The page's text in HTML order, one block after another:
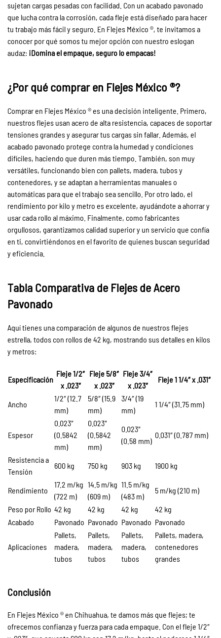
sujetan cargas pesadas con facilidad. Con un acabado pavonado
que lucha contra la corrosión, cada fleje está diseñado para hacer
tu trabajo más fácil y seguro. En Flejes México ®, te invitamos a
conocer por qué somos tu mejor opción con nuestro eslogan
audaz: ¡Domina el empaque, seguro lo empacas!
¿Por qué comprar en Flejes México ®?
Comprar en Flejes México ® es una decisión inteligente. Primero,
nuestros flejes usan acero de alta resistencia, capaces de soportar
tensiones grandes y asegurar tus cargas sin fallar. Además, el
acabado pavonado protege contra la humedad y condiciones
difíciles, haciendo que duren más tiempo. También, son muy
versátiles, funcionando bien con pallets, madera, tubos y
contenedores, y se adaptan a herramientas manuales o
automáticas para que el trabajo sea sencillo. Por otro lado, el
rendimiento por kilo y metro es excelente, ayudándote a ahorrar y
usar cada rollo al máximo. Finalmente, como fabricantes
orgullosos, garantizamos calidad superior y un servicio que confía
en ti, convirtiéndonos en el favorito de quienes buscan seguridad
y eficiencia.
Tabla Comparativa de Flejes de Acero
Pavonado
Aquí tienes una comparación de algunos de nuestros flejes
estrella, todos con rollos de 42 kg, mostrando sus detalles en kilos
y metros:
Especificación
Fleje 1/2″
x .023″
Fleje 5/8″
x .023″
Fleje 3/4″
x .023″
Fleje 1 1/4″ x .031″
Ancho
1/2″ (12.7
mm)
5/8″ (15.9
mm)
3/4″ (19
mm)
1 1/4″ (31.75 mm)
Espesor
0.023″
(0.5842
mm)
0.023″
(0.5842
mm)
0.023″
(0.58 mm)
0.031″ (0.787 mm)
Resistencia a
Tensión
600 kg 750 kg 903 kg 1900 kg
Rendimiento
17.2 m/kg
(722 m)
14.5 m/kg
(609 m)
11.5 m/kg
(483 m)
5 m/kg (210 m)
Peso por Rollo 42 kg 42 kg 42 kg
42 kg
Acabado
Pavonado Pavonado Pavonado Pavonado
Aplicaciones
Pallets,
madera,
tubos
Pallets,
madera,
tubos
Pallets,
madera,
tubos
Pallets, madera,
contenedores
grandes
Conclusión
En Flejes México ® en Chihuahua, te damos más que flejes; te
ofrecemos confianza y fuerza para cada empaque. Con el fleje 1/2″